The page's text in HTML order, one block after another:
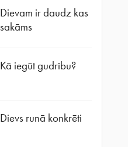
Dievam ir daudz kas
sakāms
Kā iegūt gudrību?
Dievs runā konkrēti